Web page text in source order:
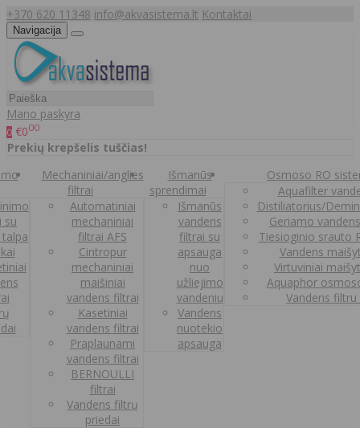
+370 620 11348 info@akvasistema.lt Kontaktai
Navigacija
Mano paskyra
0 €000
Prekių krepšelis tuščias!
su
Mechaniniai/anglies
filtrai
Automatiniai
mechaniniai
filtrai AFS
Cintropur
mechaniniai
maišiniai
vandens filtrai
Kasetiniai
vandens filtrai
Praplaunami
vandens filtrai
BERNOULLI
filtrai
Vandens filtrų
priedai
Išmanūs
sprendimai
Išmanūs
vandens
filtrai su
apsauga
nuo
užliejimo
vandeniu
Vandens
nuotekio
apsauga
Osmoso RO
Aquafilter
Distiliatorius/
Geriamo
Tiesioginio srauto
Vandens
Virtuviniai
Aquaphor
Vandens filtru